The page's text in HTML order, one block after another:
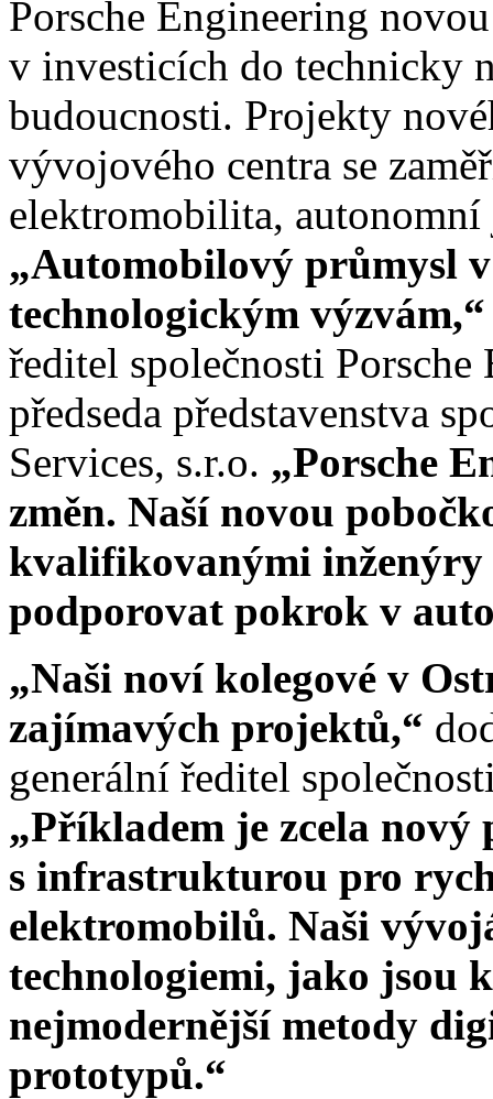
Porsche Engineering
v investicích do technicky
budoucnosti. Projekty
vývojového centra se
elektromobilita,
„Automobilový průmysl
technologickým výzvám,“
ředitel společnosti
předseda představenstva
Services, s.r.o. „Porsche
změn. Naší novou
kvalifikovanými inženýry
podporovat pokrok v
„Naši noví kolegové v
zajímavých projektů,“
generální ředitel
„Příkladem je zcela
s infrastrukturou pro
elektromobilů. Naši
technologiemi, jako jsou
nejmodernější metody
prototypů.“